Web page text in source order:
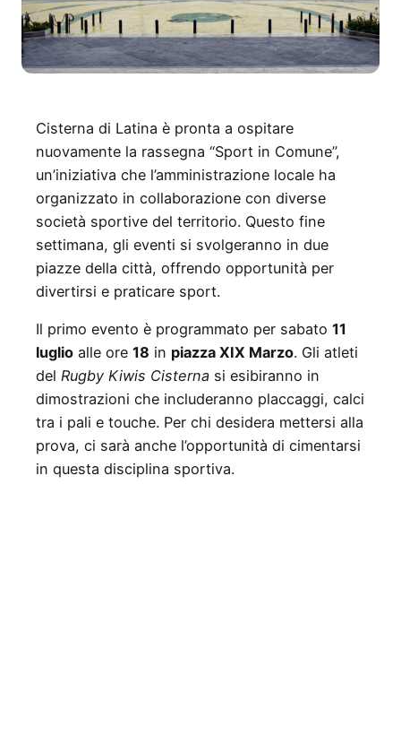
Cisterna di Latina è pronta a ospitare
nuovamente la rassegna “Sport in Comune”,
un’iniziativa che l’amministrazione locale ha
organizzato in collaborazione con diverse
società sportive del territorio. Questo fine
settimana, gli eventi si svolgeranno in due
piazze della città, offrendo opportunità per
divertirsi e praticare sport.
Il primo evento è programmato per sabato 11
luglio alle ore 18 in piazza XIX Marzo. Gli atleti
del Rugby Kiwis Cisterna si esibiranno in
dimostrazioni che includeranno placcaggi, calci
tra i pali e touche. Per chi desidera mettersi alla
prova, ci sarà anche l’opportunità di cimentarsi
in questa disciplina sportiva.